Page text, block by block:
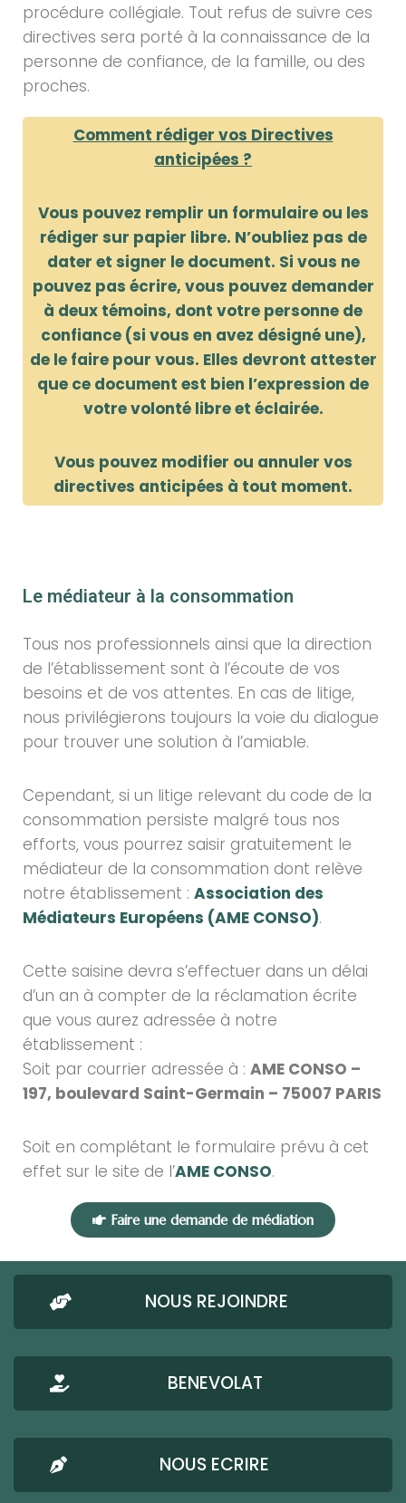
procédure collégiale. Tout refus de suivre ces
directives sera porté à la connaissance de la
personne de confiance, de la famille, ou des
proches.
Comment rédiger vos Directives
anticipées ?
Vous pouvez remplir un formulaire ou les
rédiger sur papier libre. N’oubliez pas de
dater et signer le document. Si vous ne
pouvez pas écrire, vous pouvez demander
à deux témoins, dont votre personne de
confiance (si vous en avez désigné une),
de le faire pour vous. Elles devront attester
que ce document est bien l’expression de
votre volonté libre et éclairée.
Vous pouvez modifier ou annuler vos
directives anticipées à tout moment.
Le médiateur à la consommation
Tous nos professionnels ainsi que la direction
de l’établissement sont à l’écoute de vos
besoins et de vos attentes. En cas de litige,
nous privilégierons toujours la voie du dialogue
pour trouver une solution à l’amiable.
Cependant, si un litige relevant du code de la
consommation persiste malgré tous nos
efforts, vous pourrez saisir gratuitement le
médiateur de la consommation dont relève
notre établissement : Association des
Médiateurs Européens (AME CONSO).
Cette saisine devra s’effectuer dans un délai
d’un an à compter de la réclamation écrite
que vous aurez adressée à notre
établissement :
Soit par courrier adressée à : AME CONSO –
197, boulevard Saint-Germain – 75007 PARIS
Soit en complétant le formulaire prévu à cet
effet sur le site de l’AME CONSO.
Faire une demande de médiation
NOUS REJOINDRE
BENEVOLAT
NOUS ECRIRE